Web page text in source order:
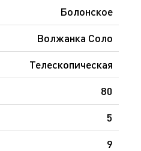
Болонское
Волжанка Соло
Телескопическая
80
5
9